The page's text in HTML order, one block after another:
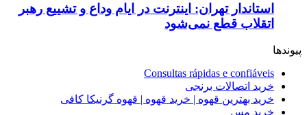
استاندار تهران: اینترنت در ایام وداع و تشییع رهبر
اتقلاب قطع نمی‌شود
پیوندها
Consultas rápidas e confiáveis
خرید اتصالات برنجی
خرید بهترین قهوه | خرید قهوه | قهوه گرنیکا کافی
خرید مس